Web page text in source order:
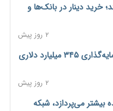
خرید دینار در بانک‌ها و
۲ روز پیش
جنگ کریدورها وارد فاز جدید شد؛ سرمایه‌گذاری ۳۴۵ میلیارد دلاری
۲ روز پیش
بیشتر می‌پردازد، شبکه